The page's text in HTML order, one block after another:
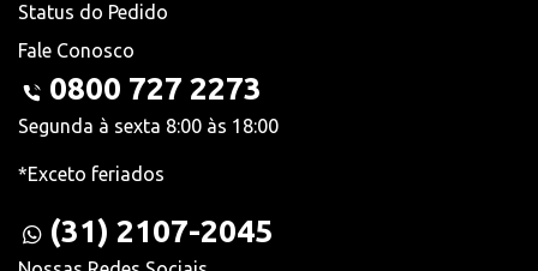
Status do Pedido
Fale Conosco
0800 727 2273
Segunda à sexta 8:00 às 18:00
*Exceto feriados
(31) 2107-2045